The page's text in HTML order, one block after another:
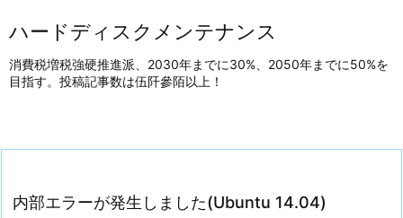
ハードディスクメンテナンス
消費税増税強硬推進派、2030年までに30%、2050年までに50%を
目指す。投稿記事数は伍阡參陌以上！
内部エラーが発生しました(Ubuntu 14.04)